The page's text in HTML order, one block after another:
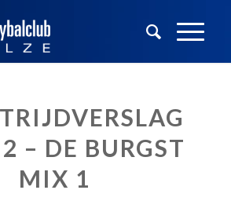
– DE BURGST
MIX 1